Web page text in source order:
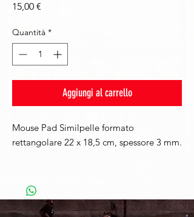
15,00 €
Quantità *
Aggiungi al carrello
Mouse Pad Similpelle formato
rettangolare 22 x 18,5 cm, spessore 3 mm.